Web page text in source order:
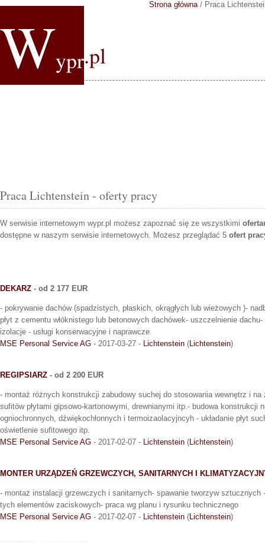
Wypr.pl
Strona główna/ Praca
Praca Lichtenstein - oferty pracy
W serwisie internetowym wypr.pl możesz zapoznać się ze wszystkimi
dostępne w naszym serwisie internetowych. Możesz przeglądać 5 ofert
DEKARZ - od 2 177 EUR
- pokrywanie dachów (spadzistych, płaskich, okrągłych lub wieżowych )-
płyt z cementu włóknistego lub betonowych dachówek- uszczelnienie
izolacje - usługi konserwacyjne i naprawcze
MSE Personal Service AG - 2017-03-27 - Lichtenstein (Lichtenstein)
REGIPSIARZ - od 2 200 EUR
- montaż różnych konstrukcji zabudowy suchej do stosowania wewnętrz i na
sufitów płytami gipsowo-kartonowymi, drewnianymi itp.- budowa konstrukcji
ogniochronnych, dźwiękochłonnych i termoizaolacyjncyh - układanie płyt
oświetlenie sufitowego itp.
MSE Personal Service AG - 2017-02-07 - Lichtenstein (Lichtenstein)
MONTER URZĄDZEŃ GRZEWCZYCH, SANITARNYCH I
- montaż instalacji grzewczych i sanitarnych- spawanie tworzyw
tych elementów zaciskowych- praca wg planu i rysunku technicznego
MSE Personal Service AG - 2017-02-07 - Lichtenstein (Lichtenstein)